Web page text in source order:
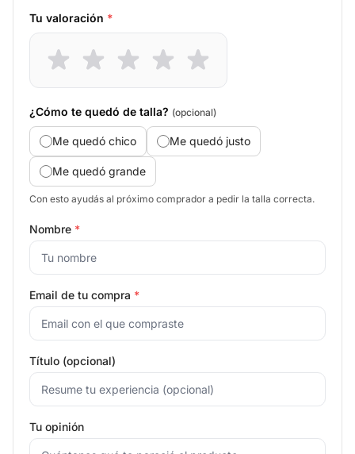
Tu valoración *
¿Cómo te quedó de talla? (opcional)
Me quedó chico Me quedó justo
Me quedó grande
Con esto ayudás al próximo comprador a pedir la talla correcta.
Nombre *
Email de tu compra *
Título (opcional)
Tu opinión